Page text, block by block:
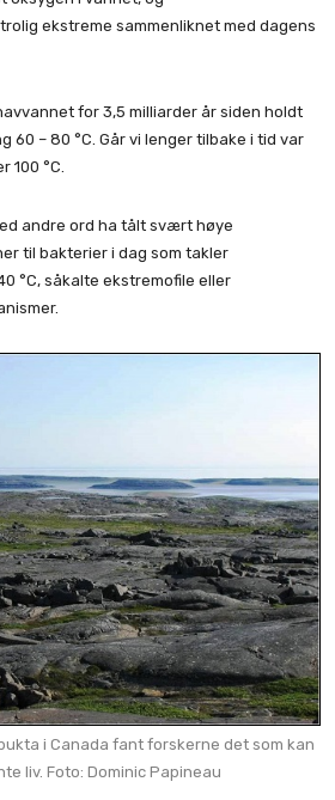
ekstreme sammenliknet med dagens
for 3,5 milliarder år siden holdt
60 – 80 °C. Går vi lenger tilbake i tid var
100 °C.
andre ord ha tålt svært høye
til bakterier i dag som takler
°C, såkalte ekstremofile eller
i Canada fant forskerne det som kan
liv. Foto: Dominic Papineau